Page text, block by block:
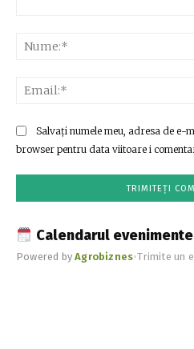
Salvați numele meu, adresa de e-
browser pentru data viitoare i
Calendarul
Powered byAgrobiznes•Trimite un